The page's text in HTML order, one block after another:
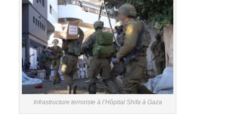
Infrastructure terroriste à l’Hôpital Shifa à Gaza